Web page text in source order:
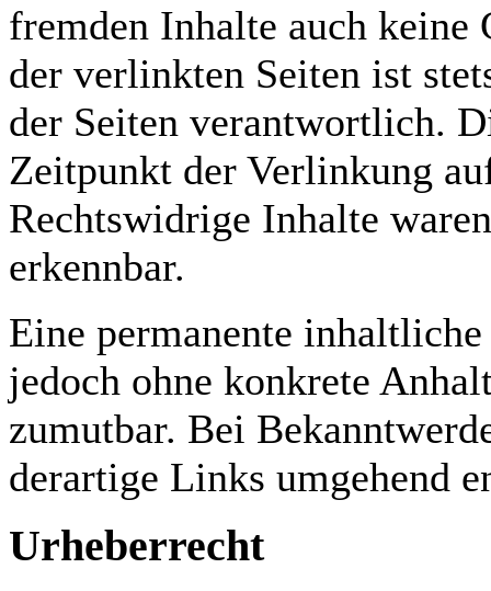
fremden Inhalte auch keine
der verlinkten Seiten ist
der Seiten verantwortlich.
Zeitpunkt der Verlinkung
Rechtswidrige Inhalte
erkennbar.
Eine permanente
jedoch ohne konkrete
zumutbar. Bei
derartige Links umgehend
Urheberrecht